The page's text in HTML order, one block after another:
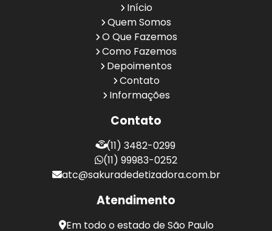
Início
Quem Somos
O Que Fazemos
Como Fazemos
Depoimentos
Contato
Informações
Contato
(11) 3482-0299
(11) 99983-0252
atc@sakuradedetizadora.com.br
Atendimento
Em todo o estado de São Paulo